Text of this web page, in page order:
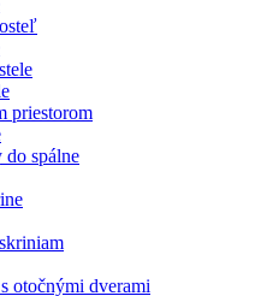
priestorom
do spálne
otočnými dverami